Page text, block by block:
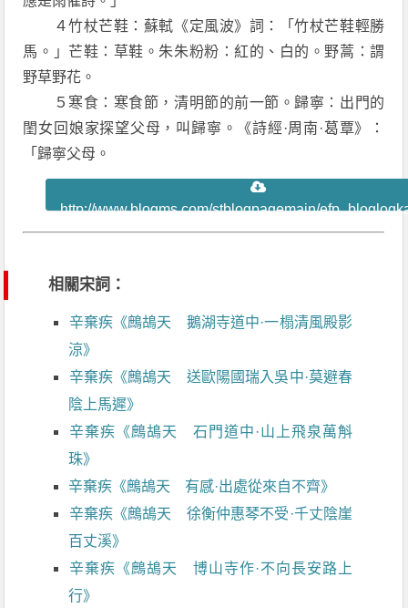
４竹杖芒鞋：蘇軾《定風波》詞：「竹杖芒鞋輕勝
馬。」芒鞋：草鞋。朱朱粉粉：紅的、白的。野蒿：謂
野草野花。
５寒食：寒食節，清明節的前一節。歸寧：出門的
閨女回娘家探望父母，叫歸寧。《詩經·周南·葛覃》：
「歸寧父母。
http://www.blogms.com/stblogpagemain/
相關宋詞：
辛棄疾《鷓鴣天 鵝湖寺道中·一榻清風殿影
涼》
辛棄疾《鷓鴣天 送歐陽國瑞入吳中·莫避春
陰上馬遲》
辛棄疾《鷓鴣天 石門道中·山上飛泉萬斛
珠》
辛棄疾《鷓鴣天 有感·出處從來自不齊》
辛棄疾《鷓鴣天 徐衡仲惠琴不受·千丈陰崖
百丈溪》
辛棄疾《鷓鴣天 博山寺作·不向長安路上
行》